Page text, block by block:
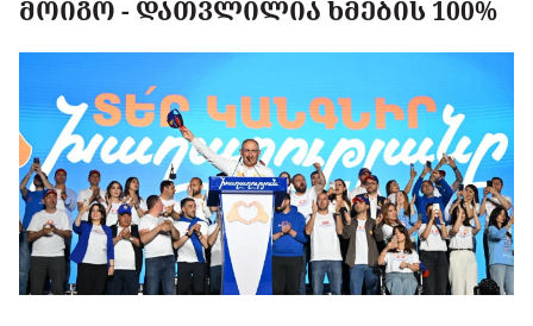
ᲛᲝᲘᲒᲝ - ᲓᲐᲗᲕᲚᲘᲚᲘᲐ ᲮᲛᲔᲑᲘᲡ 100%